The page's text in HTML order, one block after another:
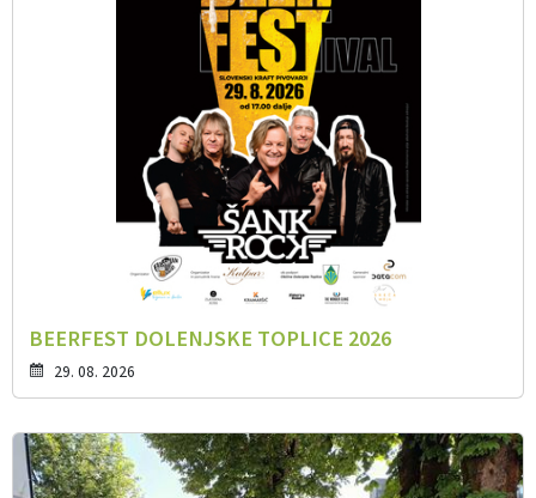
BEERFEST DOLENJSKE TOPLICE 2026
29. 08. 2026